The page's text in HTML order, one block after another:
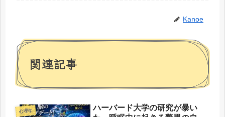
Kanoe
関連記事
心理学
ハーバード大学の研究が暴い